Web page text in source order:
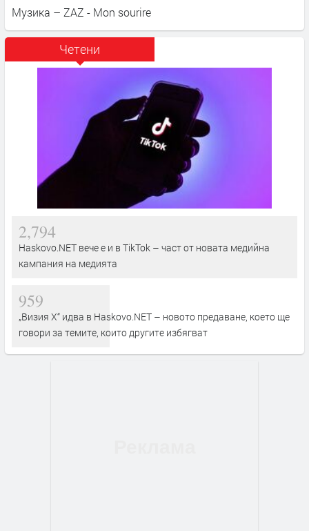
Музика – ZAZ - Mon sourire
Четени
2,794
Haskovo.NET вече е и в TikTok – част от новата медийна
кампания на медията
959
„Визия Х“ идва в Haskovo.NET – новото предаване, което ще
говори за темите, които другите избягват